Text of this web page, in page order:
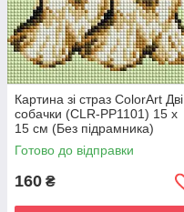
Картина зі страз ColorArt Дві
собачки (CLR-PP1101) 15 х
15 см (Без підрамника)
Готово до відправки
160 ₴